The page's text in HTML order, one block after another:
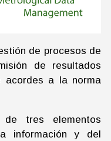
de procesos de
de resultados
acordes a la norma
tres elementos
información y del